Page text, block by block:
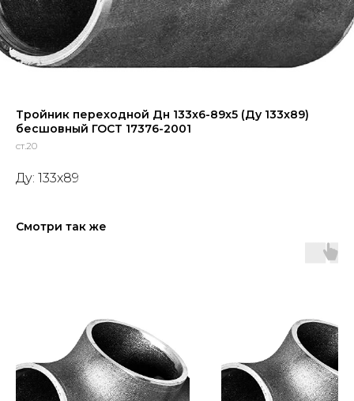
Тройник переходной Дн 133x6-89x5 (Ду 133x89)
бесшовный ГОСТ 17376-2001
ст.20
Ду: 133x89
Смотри так же